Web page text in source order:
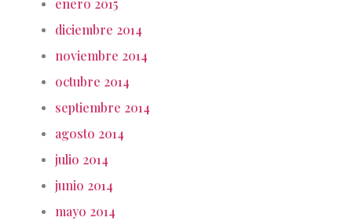
enero 2015
diciembre 2014
noviembre 2014
octubre 2014
septiembre 2014
agosto 2014
julio 2014
junio 2014
mayo 2014